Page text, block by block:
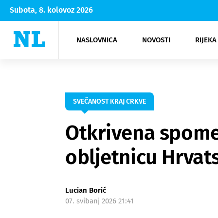
Subota, 8. kolovoz 2026
NASLOVNICA NOVOSTI
Rijeka Opatija
NK
Moda
Kultura
SVEČANOST KRAJ CRKVE
Otkrivena
obljetnicu
Lucian Borić
07. svibanj 2026 21:41